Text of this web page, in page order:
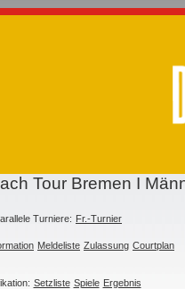
Tour Bremen I
Turniere: Fr.-Turnier
Meldeliste Zulassung Courtplan
Setzliste Spiele Ergebnis